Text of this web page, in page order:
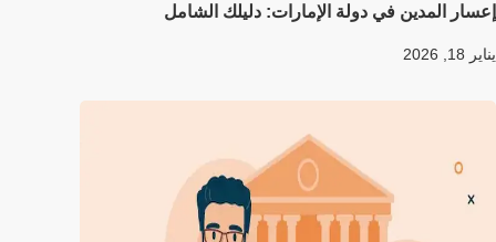
إعسار المدين في دولة الإمارات: دليلك الشامل
يناير 18, 2026